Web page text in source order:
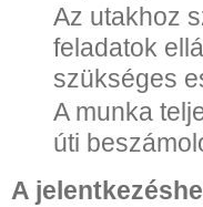
Az utakhoz
feladatok
szükséges
A munka
úti
A